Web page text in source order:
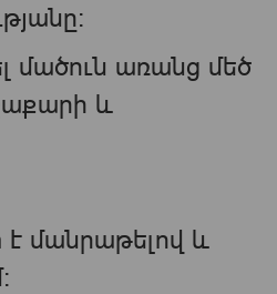
մածուն առանց մեծ
և
է մանրաթելով և